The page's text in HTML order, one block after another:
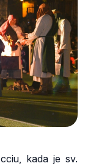
kada je sv.